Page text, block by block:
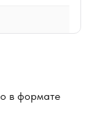
в формате